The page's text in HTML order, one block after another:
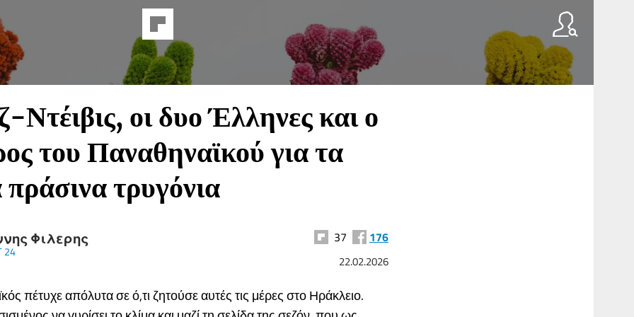
Ντέιβις, οι δυο Έλληνες και ο
του Παναθηναϊκού για τα
τρυγόνια
Φιλερης
24
37 176
22.02.2026
πέτυχε απόλυτα σε ό,τι ζητούσε αυτές τις μέρες στο Ηράκλειο.